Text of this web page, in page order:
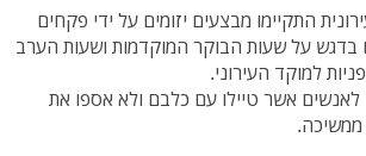
התקיימו מבצעים יזומים על ידי פקחים
בדגש על שעות הבוקר המוקדמות ושעות הערב
למוקד העירוני.
לאנשים אשר טיילו עם כלבם ולא אספו את
ממשיכה.